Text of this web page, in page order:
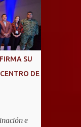
geriatría
la
de
las
corazón
por eso,
SU
DE
e